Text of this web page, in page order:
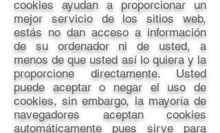
cookies ayudan a proporcionar un
mejor servicio de los sitios web,
estás no dan acceso a información
de su ordenador ni de usted, a
menos de que usted así lo quiera y la
proporcione directamente. Usted
puede aceptar o negar el uso de
cookies, sin embargo, la mayoría de
navegadores aceptan cookies
automáticamente pues sirve para